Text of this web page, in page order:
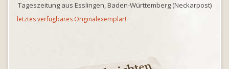
Tageszeitung aus Esslingen, Baden-Württemberg (Neckarpost)
letztes verfügbares Originalexemplar!